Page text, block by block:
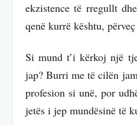
ekzistence të rregullt
qenë kurrë kështu,
Si mund t’i kërkoj një
jap? Burri me të cilën
profesion si unë, por
jetës i jep mundësinë të